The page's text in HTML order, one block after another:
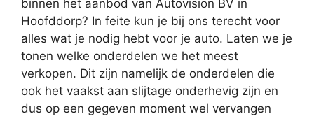
binnen het aanbod van Autovision BV in
Hoofddorp? In feite kun je bij ons terecht voor
alles wat je nodig hebt voor je auto. Laten we je
tonen welke onderdelen we het meest
verkopen. Dit zijn namelijk de onderdelen die
ook het vaakst aan slijtage onderhevig zijn en
dus op een gegeven moment wel vervangen